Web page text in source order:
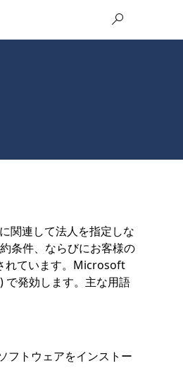
関連して法人を指定しな
条件、ならびにお客様の
れています。Microsoft
で発効します。主な用語
フトウェアをインストー